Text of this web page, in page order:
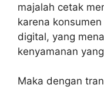
majalah cetak
karena
digital, yang
kenyamanan
Maka dengan